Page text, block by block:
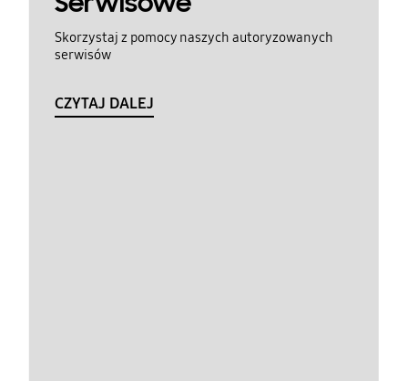
Skorzystaj z pomocy naszych autoryzowanych
serwisów
CZYTAJ DALEJ